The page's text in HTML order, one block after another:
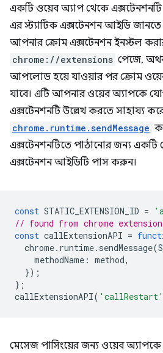
একটি ওয়েব অ্যাপ থেকে
এর স্ট্যাটিক এক্সটেনশন আইডি
আপনার ক্রোম এক্সটেনশন ইনস্টল
chrome://extensions পেজে,
আপলোড হয়ে যাওয়ার পর ক্রোম
যাবে। এটি আপনার ওয়েব অ্যাপকে
এক্সটেনশনটি উল্লেখ করতে সাহায্য
chrome.runtime.sendMessage
এক্সটেনশনটিতে পাঠানোর জন্য একটি
এক্সটেনশন আইডিটি পাস করুন।
const STATIC_EXTENSION_ID =
// found from chrome
const callExtensionAPI =
chrome. runtime. sendMessage(
methodName : method,
});
};
callExtensionAPI( 'callRestart'
মেসেজ পাসিংয়ের জন্য ওয়েব অ্যাপকে